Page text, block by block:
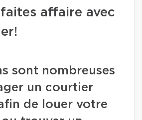
affaire avec
sont nombreuses
un courtier
de louer votre